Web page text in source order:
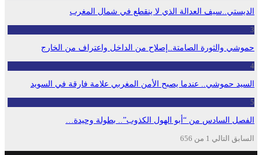
الديستي..سيف العدالة الذي لا ينقطع في شمال المغرب
3
حموشي والثورة الصامتة..إصلاح من الداخل واعتراف من الخارج
4
السيد حموشي.. عندما يصبح الأمن المغربي علامة فارقة في السويد
5
الفصل السادس من “أبو الهول الكذوب”.. بطولة وحيدة…
السابق التالي 1 من 656